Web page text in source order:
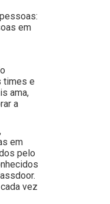
em
times e
ama,
a
em
pelo
vez